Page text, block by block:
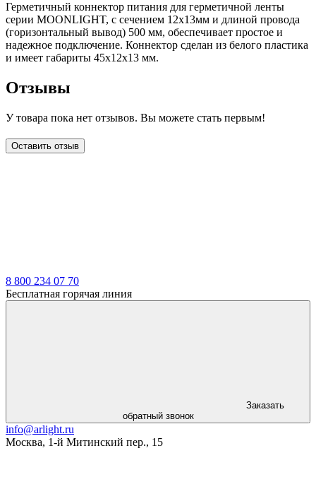
Герметичный коннектор питания для герметичной ленты
серии MOONLIGHT, с сечением 12х13мм и длиной провода
(горизонтальный вывод) 500 мм, обеспечивает простое и
надежное подключение. Коннектор сделан из белого пластика
и имеет габариты 45x12x13 мм.
Отзывы
У товара пока нет отзывов. Вы можете стать первым!
Оставить отзыв
8 800 234 07 70
Бесплатная горячая линия
Заказать
обратный звонок
info@arlight.ru
Москва, 1-й Митинский пер., 15